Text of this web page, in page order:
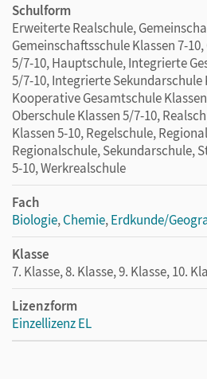
Schulform
Erweiterte Realschule,
Gemeinschaftsschule Klassen 7-
5/7-10, Hauptschule, Integrierte
5/7-10, Integrierte Sekundarschule
Kooperative Gesamtschule
Oberschule Klassen 5/7-10,
Klassen 5-10, Regelschule,
Regionalschule, Sekundarschule,
5-10, Werkrealschule
Fach
Biologie,Chemie,Erdkunde/
Klasse
7. Klasse, 8. Klasse, 9. Klasse, 10.
Lizenzform
Einzellizenz EL